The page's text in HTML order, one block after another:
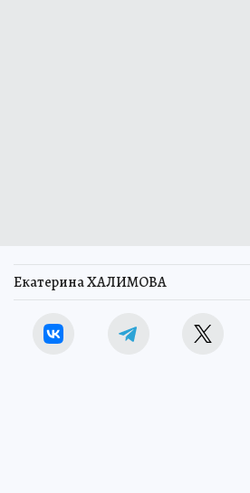
Екатерина ХАЛИМОВА